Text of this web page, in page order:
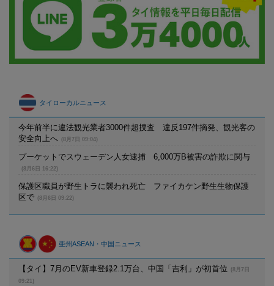
タイローカルニュース
今年前半に違法観光業者3000件超捜査 違反197件摘発、観光客の
安全向上へ
(8月7日 09:04)
プーケットでスウェーデン人女逮捕 6,000万B被害の詐欺に関与
(8月6日 16:22)
保護区職員が野生トラに襲われ死亡 ファイカケン野生生物保護
区で
(8月6日 09:22)
亜州ASEAN・中国ニュース
【タイ】7月のEV新車登録2.1万台、中国「吉利」が初首位
(8月7日
09:21)